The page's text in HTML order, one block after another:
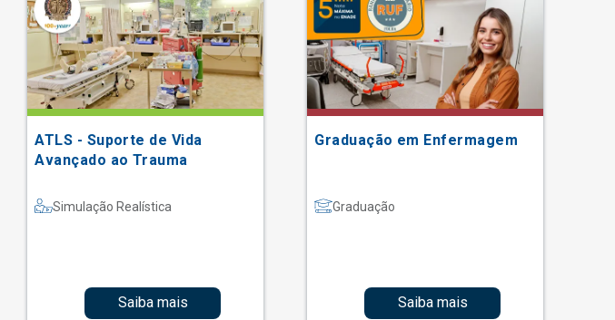
ATLS - Suporte de Vida
Avançado ao Trauma
Simulação Realística
Saiba mais
Graduação em Enfermagem
Graduação
Saiba mais